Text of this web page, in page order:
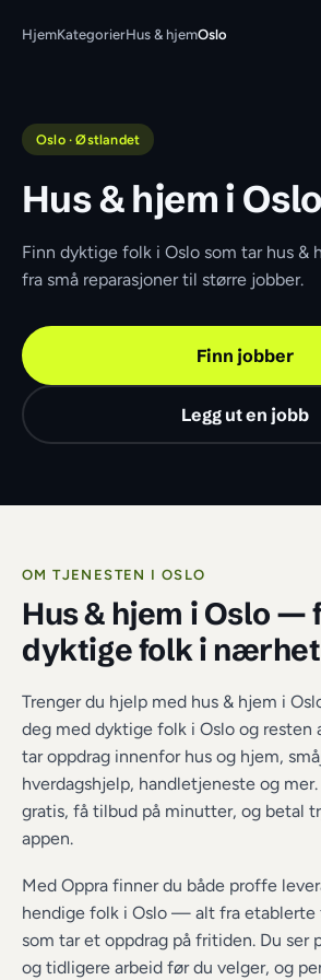
HjemKategorierHus & hjemOslo
Oslo · Østlandet
Hus & hjem i Oslo
Finn dyktige folk i Oslo som tar hus
fra små reparasjoner til større jobber.
Finn jobber
Legg ut en jobb
OM TJENESTEN I OSLO
Hus & hjem i Oslo —
dyktige folk i
Trenger du hjelp med hus & hjem i
deg med dyktige folk i Oslo og resten
tar oppdrag innenfor hus og hjem,
hverdagshjelp, handletjeneste og
gratis, få tilbud på minutter, og betal
appen.
Med Oppra finner du både proffe
hendige folk i Oslo — alt fra etablerte
som tar et oppdrag på fritiden. Du ser
og tidligere arbeid før du velger, og